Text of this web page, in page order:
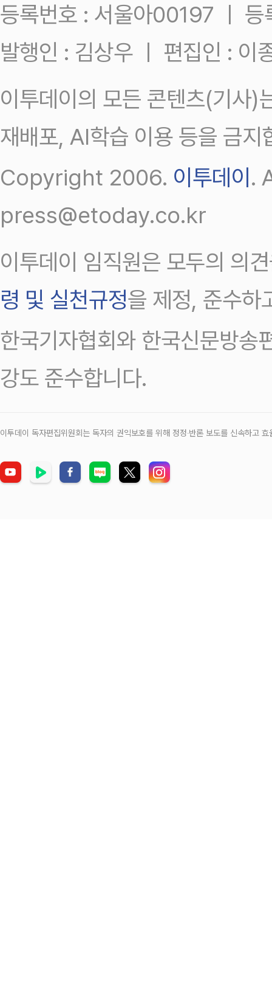
등록번호 : 서울아00197 ㅣ
발행인 : 김상우 ㅣ 편집인 : 이
이투데이의 모든 콘텐츠(기사)
재배포, AI학습 이용 등을 금지
Copyright 2006. 이투데이 .
press@etoday.co.kr
이투데이 임직원은 모두의 의
령 및 실천규정을 제정, 준수하
한국기자협회와 한국신문방송
강도 준수합니다.
이투데이 독자편집위원회는 독자의 권익보호를 위해 정정‧반론 보도를 신속하고